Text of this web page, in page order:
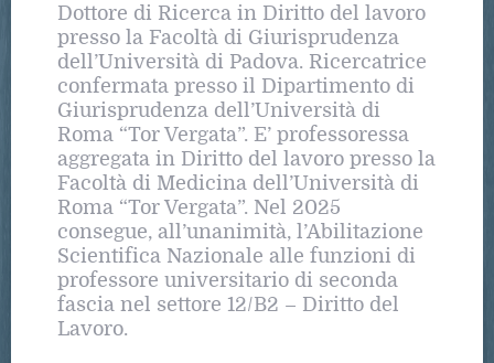
Dottore di Ricerca in Diritto del lavoro
presso la Facoltà di Giurisprudenza
dell’Università di Padova. Ricercatrice
confermata presso il Dipartimento di
Giurisprudenza dell’Università di
Roma “Tor Vergata”. E’ professoressa
aggregata in Diritto del lavoro presso la
Facoltà di Medicina dell’Università di
Roma “Tor Vergata”. Nel 2025
consegue, all’unanimità, l’Abilitazione
Scientifica Nazionale alle funzioni di
professore universitario di seconda
fascia nel settore 12/B2 – Diritto del
Lavoro.